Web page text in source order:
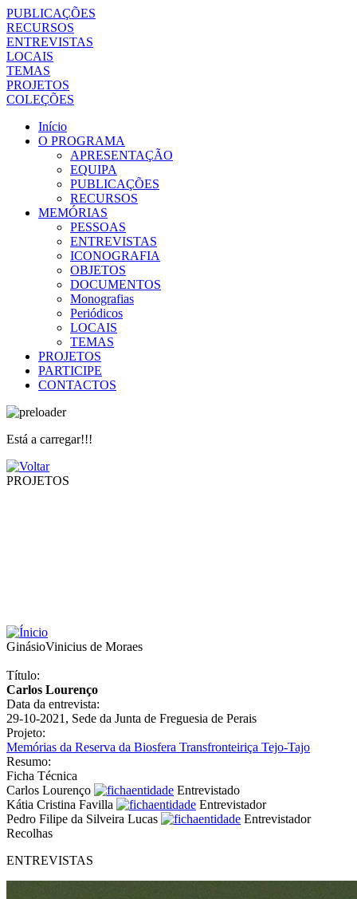
PUBLICAÇÕES
RECURSOS
ENTREVISTAS
LOCAIS
TEMAS
PROJETOS
COLEÇÕES
Início
O PROGRAMA
APRESENTAÇÃO
EQUIPA
PUBLICAÇÕES
RECURSOS
MEMÓRIAS
PESSOAS
ENTREVISTAS
ICONOGRAFIA
OBJETOS
DOCUMENTOS
Monografias
Periódicos
LOCAIS
TEMAS
PROJETOS
PARTICIPE
CONTACTOS
Está a carregar!!!
PROJETOS
GinásioVinicius de Moraes
Título:
Carlos Lourenço
Data da entrevista:
29-10-2021, Sede da Junta de Freguesia de Perais
Projeto:
Memórias da Reserva da Biosfera Transfronteiriça Tejo-Tajo
Resumo:
Ficha Técnica
Carlos Lourenço
Entrevistado
Kátia Cristina Favilla
Entrevistador
Pedro Filipe da Silveira Lucas
Entrevistador
Recolhas
ENTREVISTAS